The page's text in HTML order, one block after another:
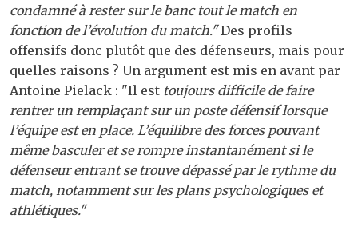
condamné à rester sur le banc tout le match en
fonction de l’évolution du match."Des profils
offensifs donc plutôt que des défenseurs, mais pour
quelles raisons ? Un argument est mis en avant par
Antoine Pielack : "Il est toujours difficile de faire
rentrer un remplaçant sur un poste défensif lorsque
l’équipe est en place. L’équilibre des forces pouvant
même basculer et se rompre instantanément si le
défenseur entrant se trouve dépassé par le rythme du
match, notamment sur les plans psychologiques et
athlétiques."